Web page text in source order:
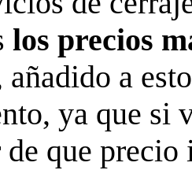
los precios
añadido a
ya que si
que